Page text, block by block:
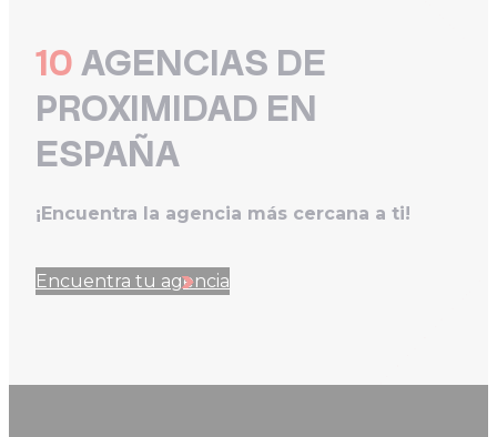
10AGENCIAS DE
PROXIMIDAD EN
ESPAÑA
¡Encuentra la agencia más cercana a ti!
Encuentra tu agencia